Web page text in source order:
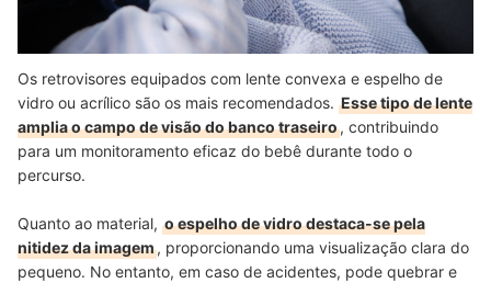
Os retrovisores equipados com lente convexa e espelho de
vidro ou acrílico são os mais recomendados. Esse tipo de lente
amplia o campo de visão do banco traseiro, contribuindo
para um monitoramento eficaz do bebê durante todo o
percurso.
Quanto ao material, o espelho de vidro destaca-se pela
nitidez da imagem, proporcionando uma visualização clara do
pequeno. No entanto, em caso de acidentes, pode quebrar e